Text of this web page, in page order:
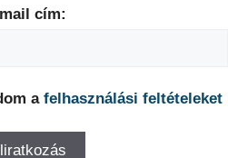
cím:
a felhasználási feltételeket